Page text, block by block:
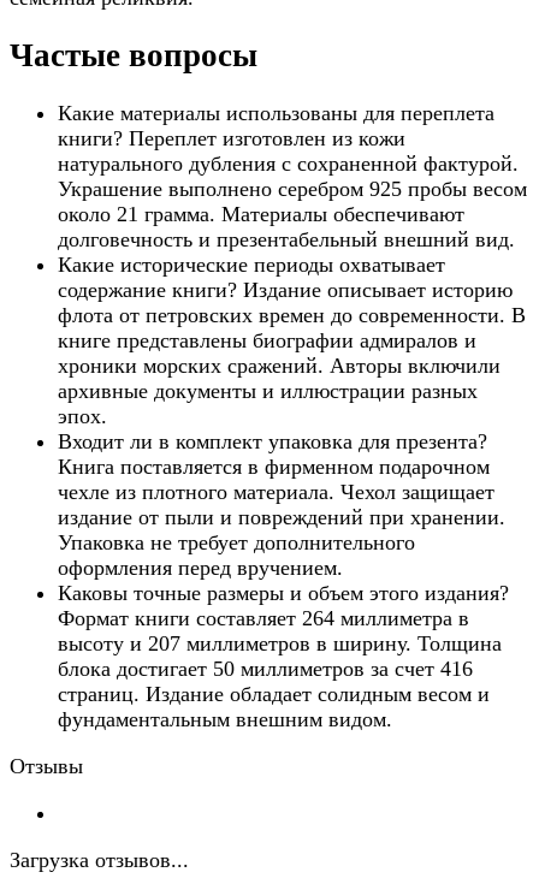
Частые вопросы
Какие материалы использованы для переплета
книги? Переплет изготовлен из кожи
натурального дубления с сохраненной фактурой.
Украшение выполнено серебром 925 пробы весом
около 21 грамма. Материалы обеспечивают
долговечность и презентабельный внешний вид.
Какие исторические периоды охватывает
содержание книги? Издание описывает историю
флота от петровских времен до современности. В
книге представлены биографии адмиралов и
хроники морских сражений. Авторы включили
архивные документы и иллюстрации разных
эпох.
Входит ли в комплект упаковка для презента?
Книга поставляется в фирменном подарочном
чехле из плотного материала. Чехол защищает
издание от пыли и повреждений при хранении.
Упаковка не требует дополнительного
оформления перед вручением.
Каковы точные размеры и объем этого издания?
Формат книги составляет 264 миллиметра в
высоту и 207 миллиметров в ширину. Толщина
блока достигает 50 миллиметров за счет 416
страниц. Издание обладает солидным весом и
фундаментальным внешним видом.
Отзывы
Загрузка отзывов...